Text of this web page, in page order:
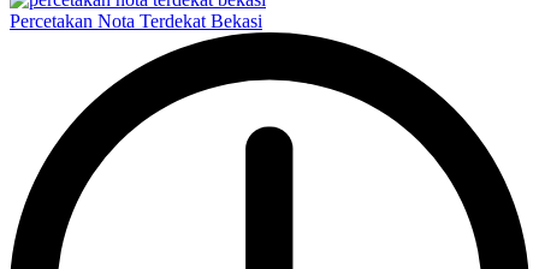
Percetakan Nota Terdekat Bekasi